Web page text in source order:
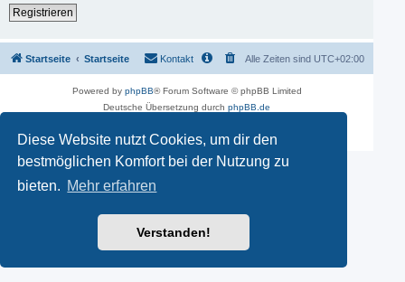
Diese Website nutzt Cookies, um dir den
bestmöglichen Komfort bei der Nutzung zu
bieten. Mehr erfahren
Verstanden!
Registrieren
Startseite Startseite Alle Zeiten sind UTC+02:00
Kontakt
Powered by phpBB® Forum Software © phpBB Limited
Deutsche Übersetzung durchphpBB.de
Datenschutz
Nutzungsbedingungen